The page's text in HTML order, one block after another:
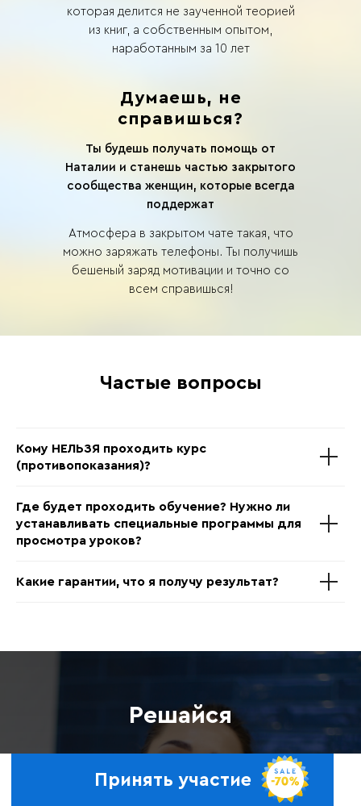
которая делится не заученной теорией
из книг, а собственным опытом,
наработанным за 10 лет
Думаешь, не
справишься?
Ты будешь получать помощь от
Наталии и станешь частью закрытого
сообщества женщин, которые всегда
поддержат
Атмосфера в закрытом чате такая, что
можно заряжать телефоны. Ты получишь
бешеный заряд мотивации и точно со
всем справишься!
Частые вопросы
Кому НЕЛЬЗЯ проходить курс
(противопоказания)?
Где будет проходить обучение? Нужно ли
устанавливать специальные программы для
просмотра уроков?
Какие гарантии, что я получу результат?
Решайся
Давай начнем вкусно и полезно питаться без
особых ограничений и разберем самые
актуальные женские вопросы
Принять участие